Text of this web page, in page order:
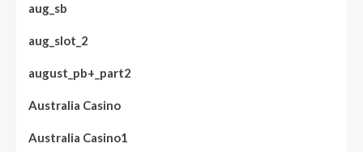
aug_sb
aug_slot_2
august_pb+_part2
Australia Casino
Australia Casino1